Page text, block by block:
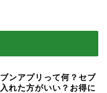
ンアプリって何？セブ
れた方がいい？お得に